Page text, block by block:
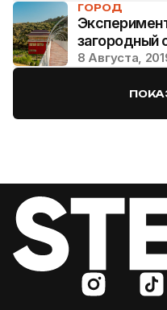
ГОРОД
загородный
8 Августа,